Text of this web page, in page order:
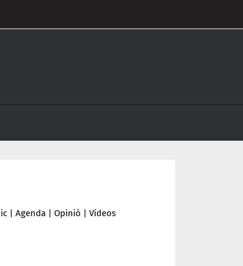
| Agenda | Opinió | Vídeos